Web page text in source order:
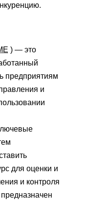
) — это
предприятиям
и
для оценки и
и контроля